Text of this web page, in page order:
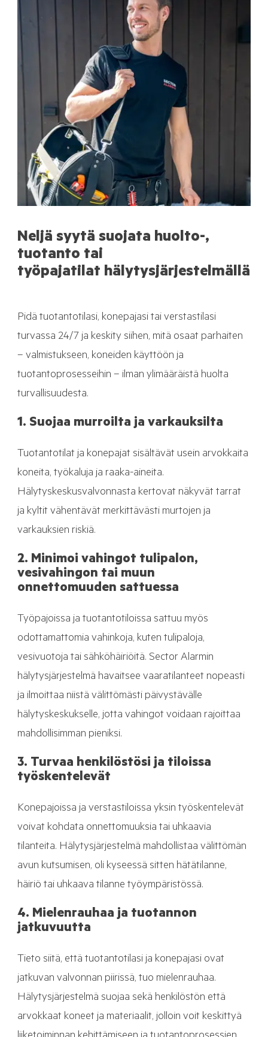
Neljä syytä suojata huolto-,
tuotanto tai
työpajatilat hälytysjärjestelmällä
Pidä tuotantotilasi, konepajasi tai verstastilasi
turvassa 24/7 ja keskity siihen, mitä osaat parhaiten
– valmistukseen, koneiden käyttöön ja
tuotantoprosesseihin – ilman ylimääräistä huolta
turvallisuudesta.
1. Suojaa murroilta ja varkauksilta
Tuotantotilat ja konepajat sisältävät usein arvokkaita
koneita, työkaluja ja raaka-aineita.
Hälytyskeskusvalvonnasta kertovat näkyvät tarrat
ja kyltitvähentävät merkittävästi murtojen ja
varkauksien riskiä.
2. Minimoi vahingot tulipalon,
vesivahingon tai muun
onnettomuuden sattuessa
Työpajoissa ja tuotantotiloissa sattuu myös
odottamattomia vahinkoja, kuten tulipaloja,
vesivuotoja tai sähköhäiriöitä. Sector Alarmin
hälytysjärjestelmä havaitsee vaaratilanteet nopeasti
ja ilmoittaa niistä välittömästi päivystävälle
hälytyskeskukselle, jotta vahingot voidaan rajoittaa
mahdollisimman pieniksi.
3. Turvaa henkilöstösi ja tiloissa
työskentelevät
Konepajoissa ja verstastiloissa yksin työskentelevät
voivat kohdata onnettomuuksia tai uhkaavia
tilanteita. Hälytysjärjestelmä mahdollistaa välittömän
avun kutsumisen, oli kyseessä sitten hätätilanne,
häiriö tai uhkaava tilanne työympäristössä.
4. Mielenrauhaa ja tuotannon
jatkuvuutta
Tieto siitä, että tuotantotilasi ja konepajasi ovat
jatkuvan valvonnan piirissä, tuo mielenrauhaa.
Hälytysjärjestelmä suojaa sekä henkilöstön että
arvokkaat koneet ja materiaalit, jolloin voit keskittyä